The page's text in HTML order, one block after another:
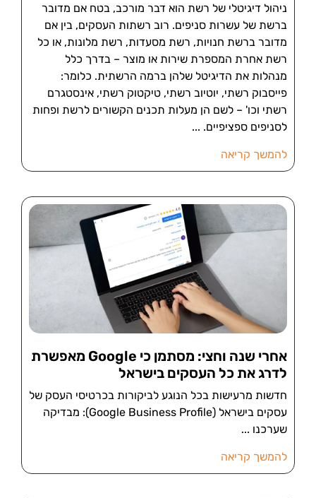
ניהול דיגיטלי של רשת הוא דבר מורכב, בטח אם מדובר
ברשת של עשרות סניפים. רוב רשתות העסקים, בין אם
מדובר ברשת חנויות, רשת מסעדות, רשת מלונות, או כל
רשת אחרת המספרת שירות או מוצר – בדרך כלל
מנהלות את הדיגיטל שלהן ברמה הרשתית. כלומר:
פייסבוק רשתי, יוטיוב רשתי, טיקטוק רשתי, אינסטגרם
רשתי וכו' – לשם הן מעלות תכנים הקשורים לרשת ופחות
לסניפים ספציפיים.
להמשך קריאה
אחרי שנה וחצי: מסתמן כי Google מאפשרת
לדרג את כל העסקים בישראל
חדשות מרעישות בכל הנוגע לביקורות בכרטיסי העסק של
עסקים בישראל (Google Business Profile): מבדיקה
שערכנו
להמשך קריאה